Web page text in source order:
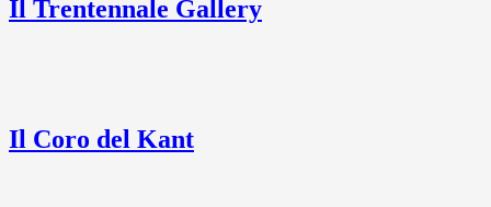
Il Trentennale Gallery
Il Coro del Kant